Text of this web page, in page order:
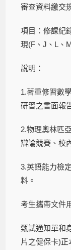
審查資料繳交
項目：修課紀
現(F、J、L、
說明：
1.著重修習數
研習之書面報
2.物理奧林匹
辯論競賽、校
3.英語能力檢
料。
考生攜帶文件
甄試通知單和
片之健保卡)